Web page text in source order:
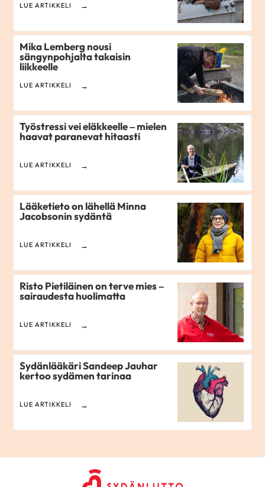
LUE ARTIKKELI
Mika Lemberg nousi
sängynpohjalta takaisin
liikkeelle
LUE ARTIKKELI
Työstressi vei eläkkeelle – mielen
haavat paranevat hitaasti
LUE ARTIKKELI
Lääketieto on lähellä Minna
Jacobsonin sydäntä
LUE ARTIKKELI
Risto Pietiläinen on terve mies –
sairaudesta huolimatta
LUE ARTIKKELI
Sydänlääkäri Sandeep Jauhar
kertoo sydämen tarinaa
LUE ARTIKKELI